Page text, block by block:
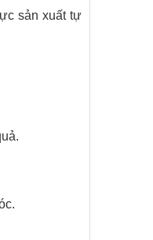
sản xuất tự